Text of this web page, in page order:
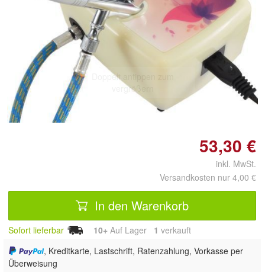
Doppelt antippen zum
vergrößern
53,30 €
inkl. MwSt.
Versandkosten nur 4,00 €
In den Warenkorb
Sofort lieferbar 10+ Auf Lager 1 verkauft
, Kreditkarte, Lastschrift, Ratenzahlung, Vorkasse per
Überweisung